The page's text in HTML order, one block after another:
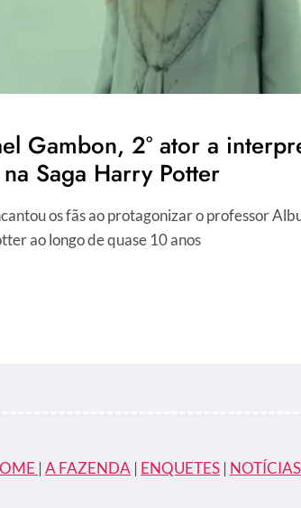
Gambon, 2° ator a
Saga Harry Potter
os fãs ao protagonizar o professor
ao longo de quase 10 anos
| A FAZENDA | ENQUETES | NOTÍCIAS